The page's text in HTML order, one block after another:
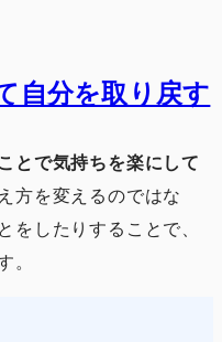
自分を取り戻す
とで気持ちを楽にして
方を変えるのではな
をしたりすることで、
。